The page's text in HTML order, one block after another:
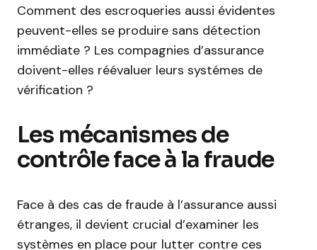
Comment des escroqueries aussi évidentes
peuvent-elles se produire sans détection
immédiate ? Les compagnies d’assurance
doivent-elles réévaluer leurs systémes de
vérification ?
Les mécanismes de
contrôle face à la fraude
Face à des cas de fraude à l’assurance aussi
étranges, il devient crucial d’examiner les
systèmes en place pour lutter contre ces